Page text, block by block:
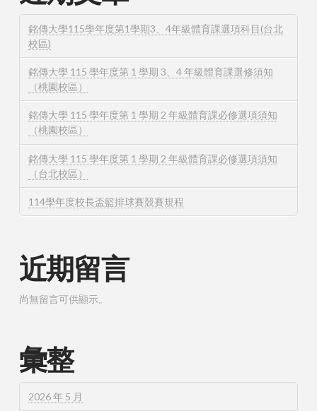
銘傳大學115學年度第1學期3、4年級體育課選項科目(台北
校區)
銘傳大學 115 學年度第 1 學期 3、4 年級體育課選修須知
（桃園校區）
銘傳大學 115 學年度第 1 學期 2 年級體育課必修選項須知
（桃園校區）
銘傳大學 115 學年度第 1 學期 2 年級體育課必修選項須知
（台北校區）
114學年度校長盃籃排球賽競賽規程
近期留言
尚無留言可供顯示。
彙整
2026 年 5 月